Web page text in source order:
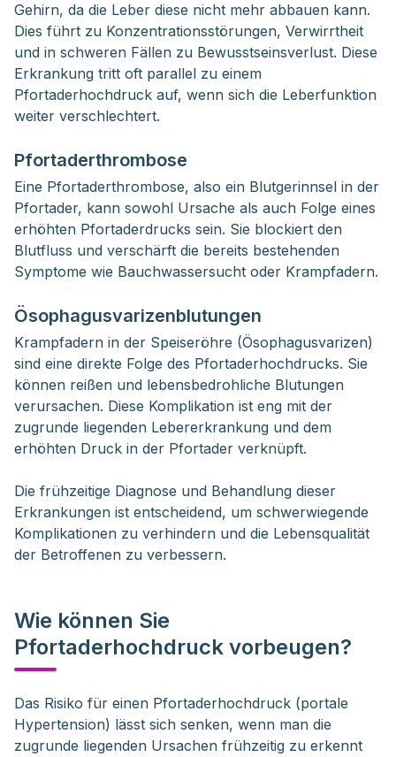
Gehirn, da die Leber diese nicht mehr abbauen kann.
Dies führt zu Konzentrationsstörungen, Verwirrtheit
und in schweren Fällen zu Bewusstseinsverlust. Diese
Erkrankung tritt oft parallel zu einem
Pfortaderhochdruck auf, wenn sich die Leberfunktion
weiter verschlechtert.
Pfortaderthrombose
Eine Pfortaderthrombose, also ein Blutgerinnsel in der
Pfortader, kann sowohl Ursache als auch Folge eines
erhöhten Pfortaderdrucks sein. Sie blockiert den
Blutfluss und verschärft die bereits bestehenden
Symptome wie Bauchwassersucht oder Krampfadern.
Ösophagusvarizenblutungen
Krampfadern in der Speiseröhre (Ösophagusvarizen)
sind eine direkte Folge des Pfortaderhochdrucks. Sie
können reißen und lebensbedrohliche Blutungen
verursachen. Diese Komplikation ist eng mit der
zugrunde liegenden Lebererkrankung und dem
erhöhten Druck in der Pfortader verknüpft.
Die frühzeitige Diagnose und Behandlung dieser
Erkrankungen ist entscheidend, um schwerwiegende
Komplikationen zu verhindern und die Lebensqualität
der Betroffenen zu verbessern.
Wie können Sie
Pfortaderhochdruck vorbeugen?
Das Risiko für einen Pfortaderhochdruck (portale
Hypertension) lässt sich senken, wenn man die
zugrunde liegenden Ursachen frühzeitig zu erkennt